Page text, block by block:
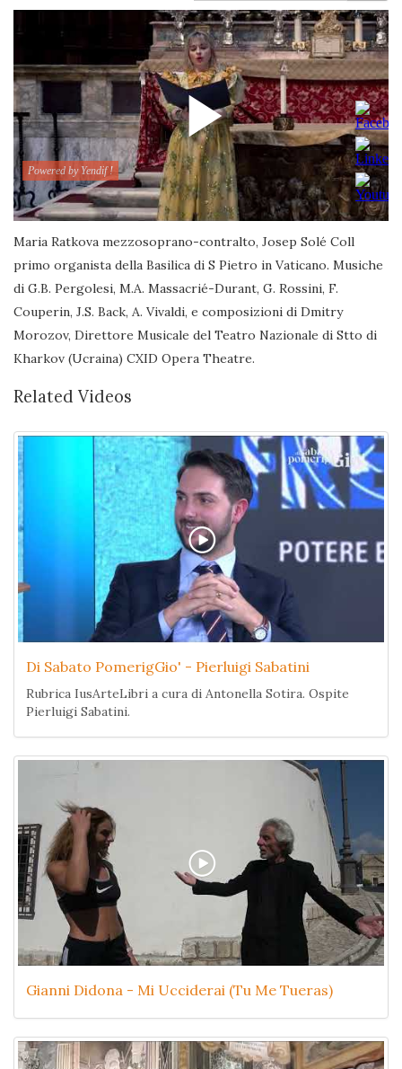
Maria Ratkova mezzosoprano-contralto, Josep Solé Coll
primo organista della Basilica di S Pietro in Vaticano. Musiche
di G.B. Pergolesi, M.A. Massacrié-Durant, G. Rossini, F.
Couperin, J.S. Back, A. Vivaldi, e composizioni di Dmitry
Morozov, Direttore Musicale del Teatro Nazionale di Stto di
Kharkov (Ucraina) CXID Opera Theatre.
Related Videos
Di Sabato PomerigGio' - Pierluigi Sabatini
Rubrica IusArteLibri a cura di Antonella Sotira. Ospite
Pierluigi Sabatini.
Gianni Didona - Mi Ucciderai (Tu Me Tueras)